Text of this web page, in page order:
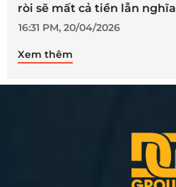
ròi sẽ mất cả tiền lẫn nghĩa
16:31 PM, 20/04/2026
Xem thêm